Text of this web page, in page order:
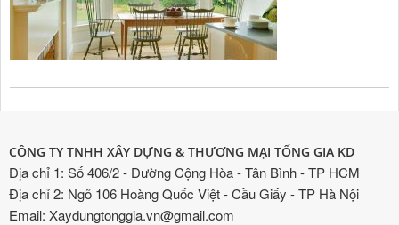
CÔNG TY TNHH XÂY DỰNG & THƯƠNG MẠI TỐNG GIA KD
Địa chỉ 1: Số 406/2 - Đường Cộng Hòa - Tân Bình - TP HCM
Địa chỉ 2: Ngõ 106 Hoàng Quốc Việt - Cầu Giấy - TP Hà Nội
Email: Xaydungtonggia.vn@gmail.com